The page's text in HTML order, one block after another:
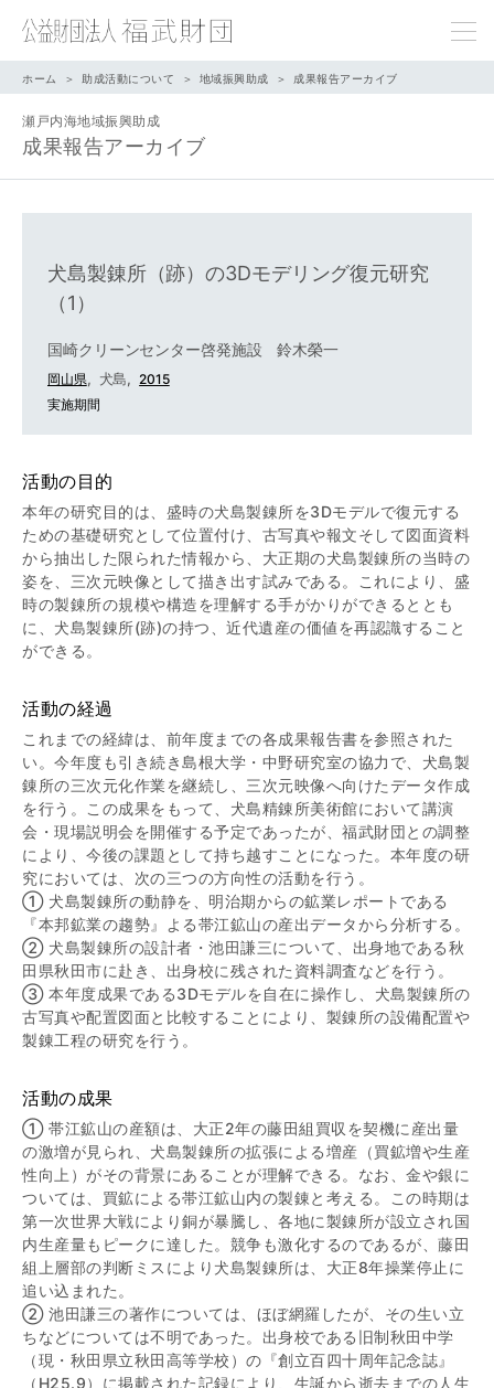
ホーム 助成活動について 地域振興助成 成果報告アーカイブ
瀬戸内海地域振興助成
成果報告アーカイブ
犬島製錬所（跡）の3Dモデリング復元研究
（1）
国崎クリーンセンター啓発施設 鈴木榮一
岡山県, 犬島, 2015
実施期間
活動の目的
本年の研究目的は、盛時の犬島製錬所を3Dモデルで復元する
ための基礎研究として位置付け、古写真や報文そして図面資料
から抽出した限られた情報から、大正期の犬島製錬所の当時の
姿を、三次元映像として描き出す試みである。これにより、盛
時の製錬所の規模や構造を理解する手がかりができるととも
に、犬島製錬所(跡)の持つ、近代遺産の価値を再認識すること
ができる。
活動の経過
これまでの経緯は、前年度までの各成果報告書を参照された
い。今年度も引き続き島根大学・中野研究室の協力で、犬島製
錬所の三次元化作業を継続し、三次元映像へ向けたデータ作成
を行う。この成果をもって、犬島精錬所美術館において講演
会・現場説明会を開催する予定であったが、福武財団との調整
により、今後の課題として持ち越すことになった。本年度の研
究においては、次の三つの方向性の活動を行う。
① 犬島製錬所の動静を、明治期からの鉱業レポートである
『本邦鉱業の趨勢』よる帯江鉱山の産出データから分析する。
② 犬島製錬所の設計者・池田謙三について、出身地である秋
田県秋田市に赴き、出身校に残された資料調査などを行う。
③ 本年度成果である3Dモデルを自在に操作し、犬島製錬所の
古写真や配置図面と比較することにより、製錬所の設備配置や
製錬工程の研究を行う。
活動の成果
① 帯江鉱山の産額は、大正2年の藤田組買収を契機に産出量
の激増が見られ、犬島製錬所の拡張による増産（買鉱増や生産
性向上）がその背景にあることが理解できる。なお、金や銀に
ついては、買鉱による帯江鉱山内の製錬と考える。この時期は
第一次世界大戦により銅が暴騰し、各地に製錬所が設立され国
内生産量もピークに達した。競争も激化するのであるが、藤田
組上層部の判断ミスにより犬島製錬所は、大正8年操業停止に
追い込まれた。
② 池田謙三の著作については、ほぼ網羅したが、その生い立
ちなどについては不明であった。出身校である旧制秋田中学
（現・秋田県立秋田高等学校）の『創立百四十周年記念誌』
（H25.9）に掲載された記録により、生誕から逝去までの人生